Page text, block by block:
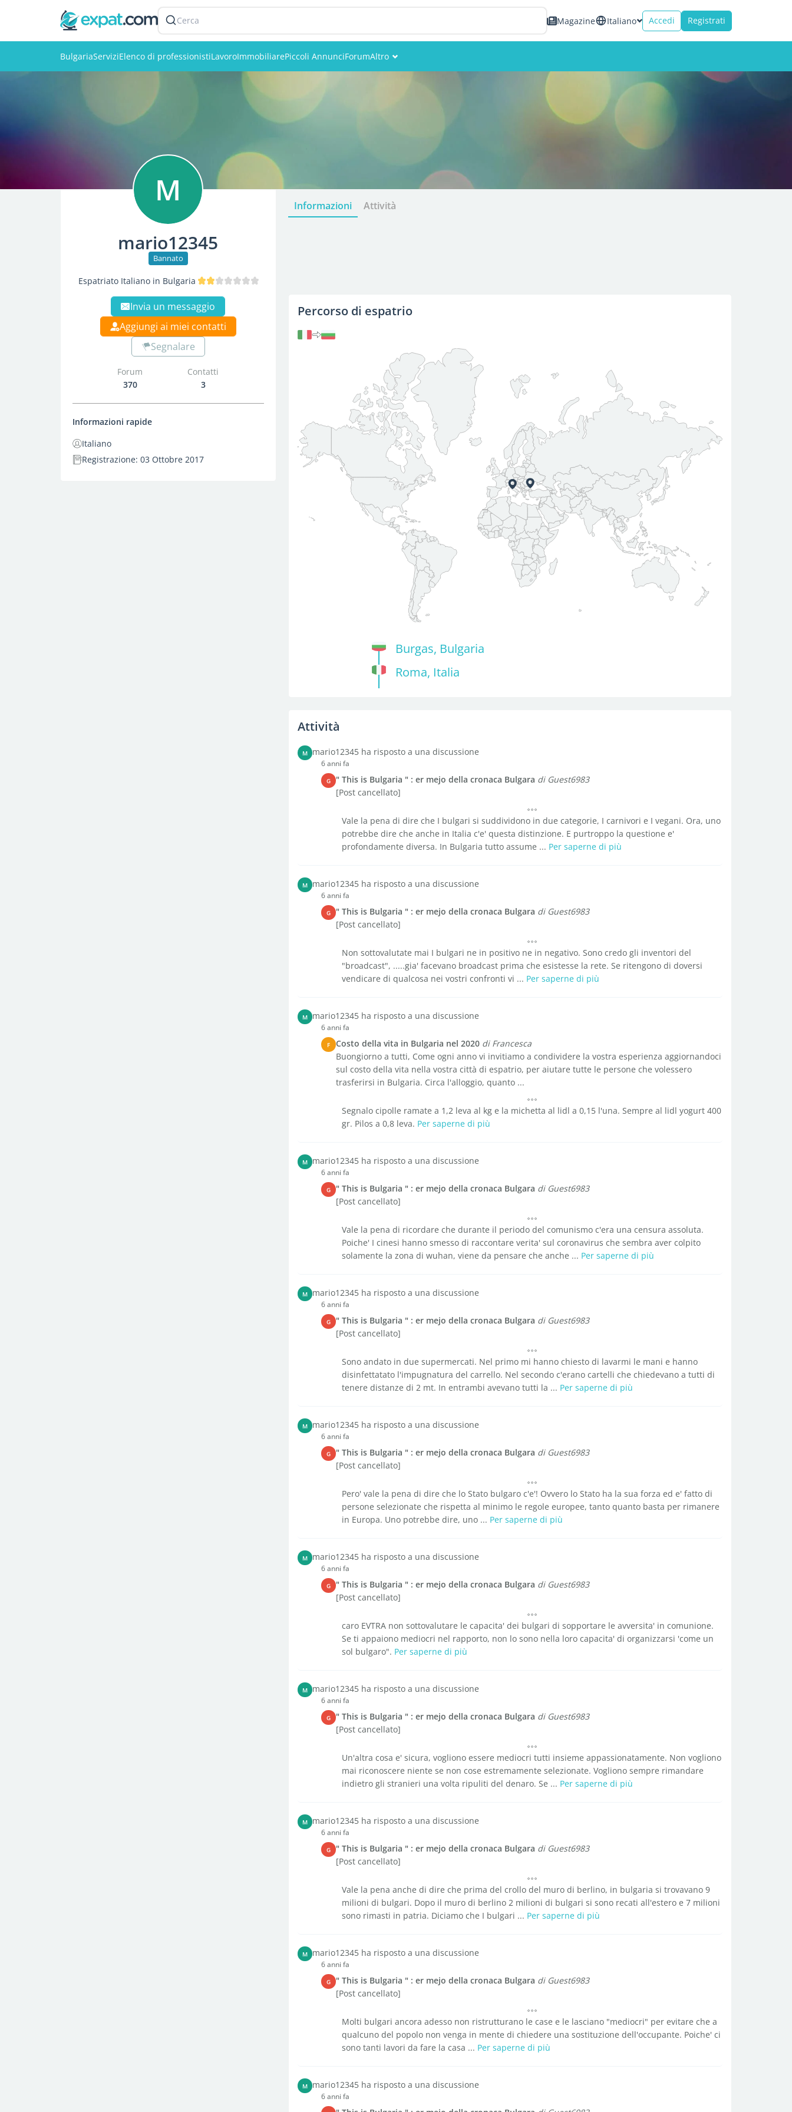
Cerca Magazine Italiano Accedi Registrati
BulgariaServiziElenco di professionistiLavoroImmobiliarePiccoli AnnunciForumAltro
M
mario12345
Bannato
Espatriato Italiano in Bulgaria
Invia un messaggio
Aggiungi ai miei contatti
Segnalare
Forum
370
Contatti
3
Informazioni rapide
Italiano
Registrazione: 03 Ottobre 2017
Informazioni Attività
Percorso di espatrio
Burgas, Bulgaria
Roma, Italia
Attività
M mario12345 ha risposto a una discussione
6 anni fa
G " This is Bulgaria " : er mejo della cronaca Bulgara di Guest6983
[Post cancellato]
Vale la pena di dire che I bulgari si suddividono in due categorie, I carnivori e I vegani. Ora, uno
potrebbe dire che anche in Italia c'e' questa distinzione. E purtroppo la questione e'
profondamente diversa. In Bulgaria tutto assume ... Per saperne di più
M mario12345 ha risposto a una discussione
6 anni fa
G " This is Bulgaria " : er mejo della cronaca Bulgara di Guest6983
[Post cancellato]
Non sottovalutate mai I bulgari ne in positivo ne in negativo. Sono credo gli inventori del
"broadcast", .....gia' facevano broadcast prima che esistesse la rete. Se ritengono di doversi
vendicare di qualcosa nei vostri confronti vi ... Per saperne di più
M mario12345 ha risposto a una discussione
6 anni fa
F Costo della vita in Bulgaria nel 2020 di Francesca
Buongiorno a tutti, Come ogni anno vi invitiamo a condividere la vostra esperienza aggiornandoci
sul costo della vita nella vostra città di espatrio, per aiutare tutte le persone che volessero
trasferirsi in Bulgaria. Circa l'alloggio, quanto ...
Segnalo cipolle ramate a 1,2 leva al kg e la michetta al lidl a 0,15 l'una. Sempre al lidl yogurt 400
gr. Pilos a 0,8 leva. Per saperne di più
M mario12345 ha risposto a una discussione
6 anni fa
G " This is Bulgaria " : er mejo della cronaca Bulgara di Guest6983
[Post cancellato]
Vale la pena di ricordare che durante il periodo del comunismo c'era una censura assoluta.
Poiche' I cinesi hanno smesso di raccontare verita' sul coronavirus che sembra aver colpito
solamente la zona di wuhan, viene da pensare che anche ... Per saperne di più
M mario12345 ha risposto a una discussione
6 anni fa
G " This is Bulgaria " : er mejo della cronaca Bulgara di Guest6983
[Post cancellato]
Sono andato in due supermercati. Nel primo mi hanno chiesto di lavarmi le mani e hanno
disinfettatato l'impugnatura del carrello. Nel secondo c'erano cartelli che chiedevano a tutti di
tenere distanze di 2 mt. In entrambi avevano tutti la ... Per saperne di più
M mario12345 ha risposto a una discussione
6 anni fa
G " This is Bulgaria " : er mejo della cronaca Bulgara di Guest6983
[Post cancellato]
Pero' vale la pena di dire che lo Stato bulgaro c'e'! Ovvero lo Stato ha la sua forza ed e' fatto di
persone selezionate che rispetta al minimo le regole europee, tanto quanto basta per rimanere
in Europa. Uno potrebbe dire, uno ... Per saperne di più
M mario12345 ha risposto a una discussione
6 anni fa
G " This is Bulgaria " : er mejo della cronaca Bulgara di Guest6983
[Post cancellato]
caro EVTRA non sottovalutare le capacita' dei bulgari di sopportare le avversita' in comunione.
Se ti appaiono mediocri nel rapporto, non lo sono nella loro capacita' di organizzarsi 'come un
sol bulgaro". Per saperne di più
M mario12345 ha risposto a una discussione
6 anni fa
G " This is Bulgaria " : er mejo della cronaca Bulgara di Guest6983
[Post cancellato]
Un'altra cosa e' sicura, vogliono essere mediocri tutti insieme appassionatamente. Non vogliono
mai riconoscere niente se non cose estremamente selezionate. Vogliono sempre rimandare
indietro gli stranieri una volta ripuliti del denaro. Se ... Per saperne di più
M mario12345 ha risposto a una discussione
6 anni fa
G " This is Bulgaria " : er mejo della cronaca Bulgara di Guest6983
[Post cancellato]
Vale la pena anche di dire che prima del crollo del muro di berlino, in bulgaria si trovavano 9
milioni di bulgari. Dopo il muro di berlino 2 milioni di bulgari si sono recati all'estero e 7 milioni
sono rimasti in patria. Diciamo che I bulgari ... Per saperne di più
M mario12345 ha risposto a una discussione
6 anni fa
G " This is Bulgaria " : er mejo della cronaca Bulgara di Guest6983
[Post cancellato]
Molti bulgari ancora adesso non ristrutturano le case e le lasciano "mediocri" per evitare che a
qualcuno del popolo non venga in mente di chiedere una sostituzione dell'occupante. Poiche' ci
sono tanti lavori da fare la casa ... Per saperne di più
M mario12345 ha risposto a una discussione
6 anni fa